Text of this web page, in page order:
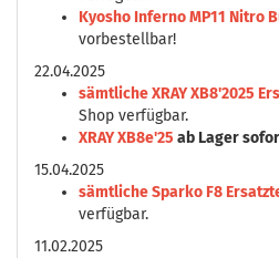
Kyosho Inferno MP11 Nitro
vorbestellbar!
22.04.2025
sämtliche XRAY XB8'2025
Shop verfügbar.
XRAY XB8e'25 ab Lager
15.04.2025
sämtliche Sparko F8
verfügbar.
11.02.2025